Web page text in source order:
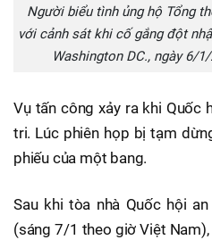
Người biểu tình ủng hộ Tổng
với cảnh sát khi cố gắng đột
Washington DC., ngày 6/
Vụ tấn công xảy ra khi Quốc
tri. Lúc phiên họp bị tạm
phiếu của một bang.
Sau khi tòa nhà Quốc hội
(sáng 7/1 theo giờ Việt